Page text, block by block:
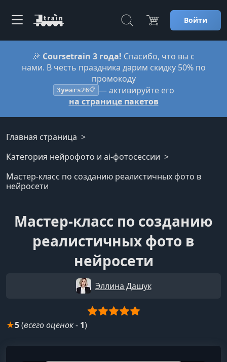
Войти
🎉 Coursetrain 3 года! Спасибо, что вы с
нами. В честь праздника дарим скидку 50% по
промокоду
3years26📋 — активируйте его
на странице пакетов
Главная страница
Категория нейрофото и ai-фотосессии
Мастер-класс по созданию реалистичных фото в
нейросети
Мастер-класс по созданию
реалистичных фото в
нейросети
Эллина Дашук
★5(всего оценок- 1)